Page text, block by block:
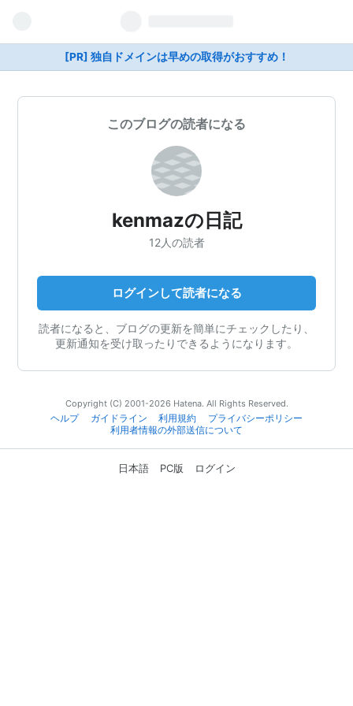
[PR] 独自ドメインは早めの取得がおすすめ！
このブログの読者になる
kenmazの日記
12人の読者
ログインして読者になる
読者になると、ブログの更新を簡単にチェックしたり、
更新通知を受け取ったりできるようになります。
Copyright (C) 2001-2026 Hatena. All Rights Reserved.
ヘルプ
ガイドライン 利用規約
プライバシーポリシー
利用者情報の外部送信について
日本語 PC版 ログイン